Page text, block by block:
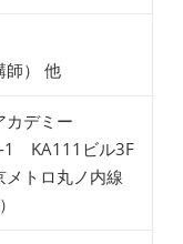
師） 他
カデミー
1 KA111ビル3F
メトロ丸ノ内線